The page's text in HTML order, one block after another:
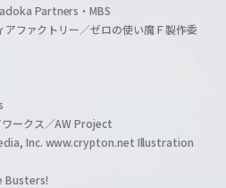
Partners・MBS
ファクトリー／ゼロの使い魔Ｆ製作委
ークス／AW Project
Inc. www.crypton.net Illustration
Busters!